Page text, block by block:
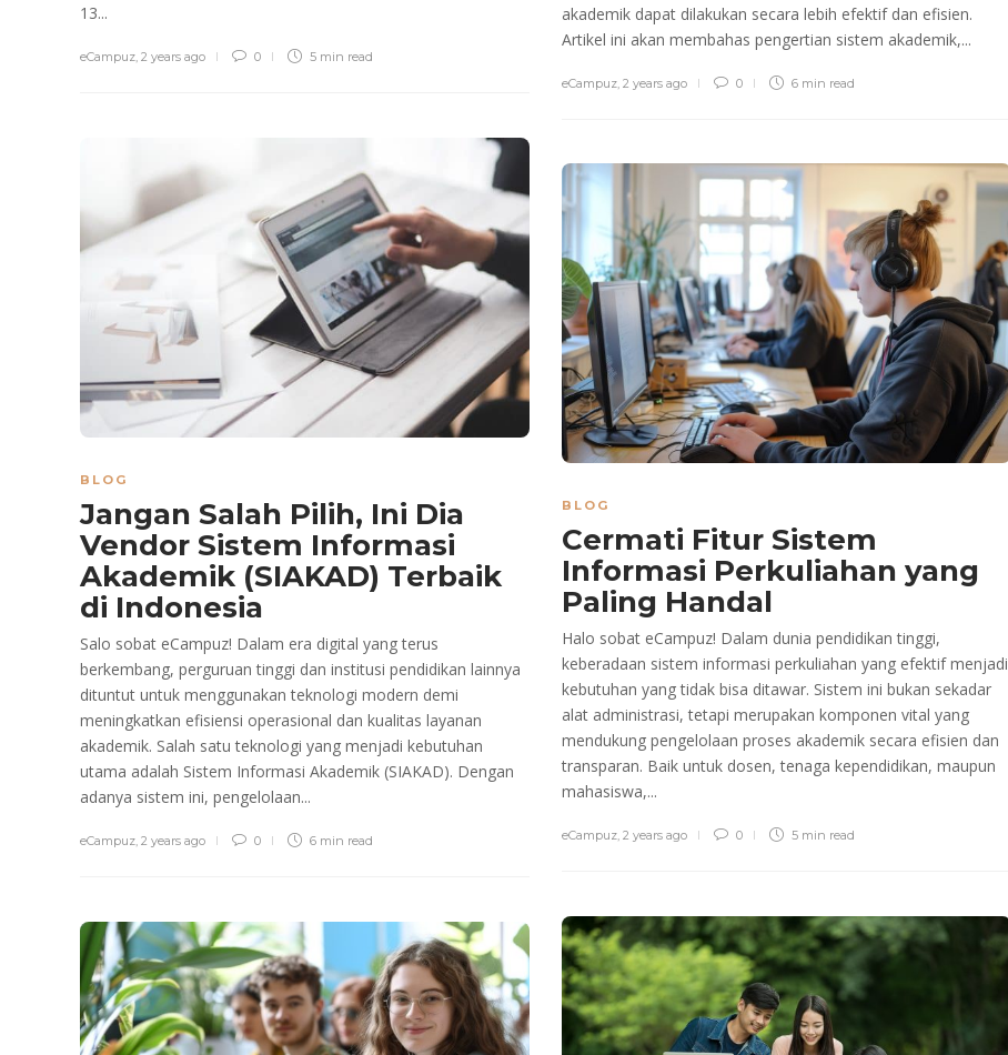
13...
eCampuz 2 years ago 0 5 min read
akademik dapat dilakukan secara lebih efektif dan efisien.
Artikel ini akan membahas pengertian sistem akademik,...
eCampuz 2 years ago 0 6 min read
BLOG
Jangan Salah Pilih, Ini Dia
Vendor Sistem Informasi
Akademik (SIAKAD) Terbaik
di Indonesia
Salo sobat eCampuz! Dalam era digital yang terus
berkembang, perguruan tinggi dan institusi pendidikan lainnya
dituntut untuk menggunakan teknologi modern demi
meningkatkan efisiensi operasional dan kualitas layanan
akademik. Salah satu teknologi yang menjadi kebutuhan
utama adalah Sistem Informasi Akademik (SIAKAD). Dengan
adanya sistem ini, pengelolaan...
eCampuz 2 years ago 0 6 min read
BLOG
Cermati Fitur Sistem
Informasi Perkuliahan yang
Paling Handal
Halo sobat eCampuz! Dalam dunia pendidikan tinggi,
keberadaan sistem informasi perkuliahan yang efektif menjadi
kebutuhan yang tidak bisa ditawar. Sistem ini bukan sekadar
alat administrasi, tetapi merupakan komponen vital yang
mendukung pengelolaan proses akademik secara efisien dan
transparan. Baik untuk dosen, tenaga kependidikan, maupun
mahasiswa,...
eCampuz 2 years ago 0 5 min read